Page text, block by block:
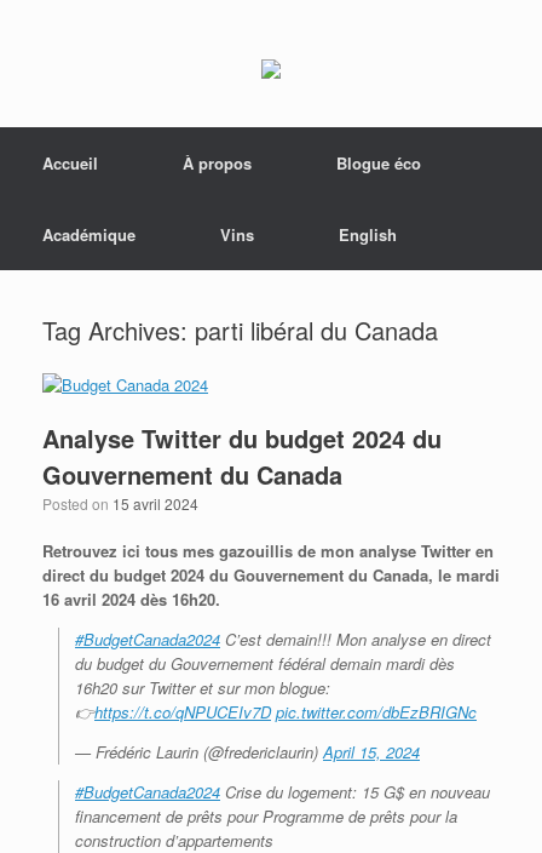
Accueil
À propos Blogue éco
Académique Vins English
Tag Archives: parti libéral du Canada
Analyse Twitter du budget 2024 du
Gouvernement du Canada
Posted on 15 avril 2024
Retrouvez ici tous mes gazouillis de mon analyse Twitter en
direct du budget 2024 du Gouvernement du Canada, le mardi
16 avril 2024 dès 16h20.
#BudgetCanada2024 C’est demain!!! Mon analyse en direct
du budget du Gouvernement fédéral demain mardi dès
16h20 sur Twitter et sur mon blogue:
👉https://t.co/qNPUCEIv7D pic.twitter.com/dbEzBRIGNc
— Frédéric Laurin (@fredericlaurin) April 15, 2024
#BudgetCanada2024 Crise du logement: 15 G$ en nouveau
financement de prêts pour Programme de prêts pour la
construction d’appartements